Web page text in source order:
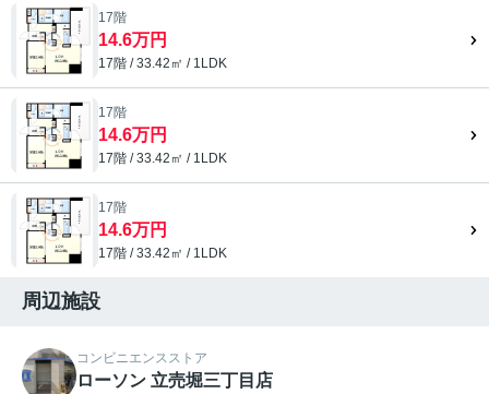
17階
14.6万円
17階 / 33.42㎡ / 1LDK
17階
14.6万円
17階 / 33.42㎡ / 1LDK
17階
14.6万円
17階 / 33.42㎡ / 1LDK
周辺施設
コンビニエンスストア
ローソン 立売堀三丁目店